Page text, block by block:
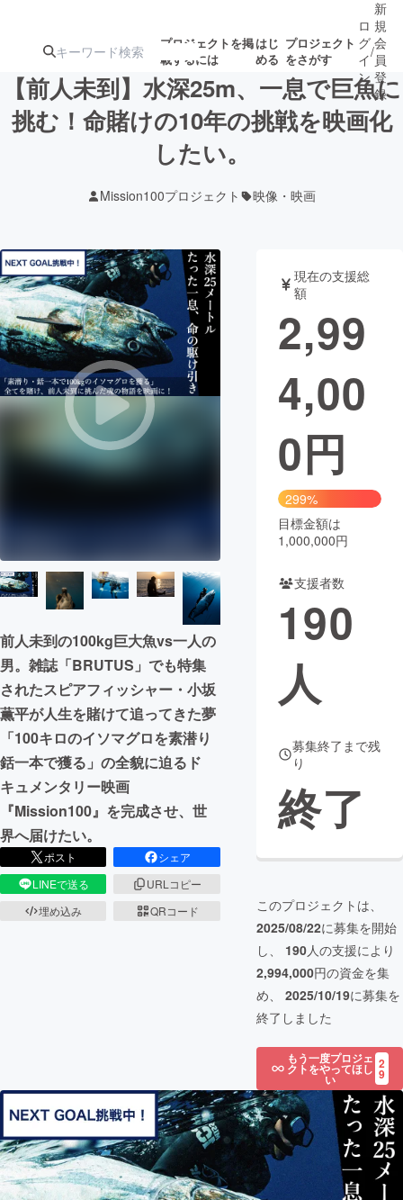
プロジェクトを掲
載するには
はじ
める
プロジェクト
をさがす
注目の新着プロ 募集終了が近いプ
テクノロジー・ガジェット
映像・映画 書籍・雑誌
ビジネス・起業 チャレンジ
まちづくり・地域活性化
CAMPFIRE Creation
CAMPFIREふるさと納税
コミュニティ
ロ
グ
イ
ン
/
新
規
会
員
登
録
【前人未到】水深25m、一息で巨魚に
挑む！命賭けの10年の挑戦を映画化
したい。
Mission100プロジェクト 映像・映画
前人未到の100kg巨大魚vs一人の
男。雑誌「BRUTUS」でも特集
されたスピアフィッシャー・小坂
薫平が人生を賭けて追ってきた夢
「100キロのイソマグロを素潜り
銛一本で獲る」の全貌に迫るド
キュメンタリー映画
『Mission100』を完成させ、世
界へ届けたい。
ポスト
シェア
LINEで送る
URLコピー
埋め込み
QRコード
現在の支援総
額
2,99
4,00
0円
299%
目標金額は
1,000,000円
支援者数
190
人
募集終了まで残
り
終了
このプロジェクトは、
2025/08/22に募集を開始
し、 190人の支援により
2,994,000円の資金を集
め、 2025/10/19に募集を
終了しました
もう一度プロジェ
クトをやってほし
い
2
9